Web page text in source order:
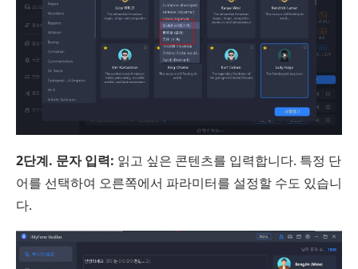
2단계. 문자 입력: 읽고 싶은 콘텐츠를 입력합니다. 특정 단
어를 선택하여 오른쪽에서 파라미터를 설정할 수도 있습니
다.